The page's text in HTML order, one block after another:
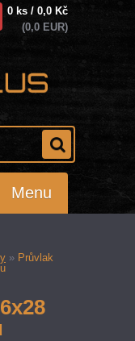
0 ks / 0,0 Kč
(0,0 EUR)
Menu
» Průvlak